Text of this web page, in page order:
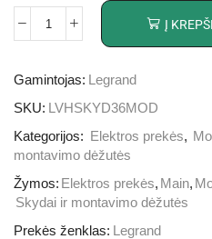
Į
Gamintojas:
Legrand
SKU:
LVHSKYD36MOD
Kategorijos:
Elektros prekės,
montavimo dėžutės
Žymos: Elektros prekės, Main,
Skydai ir montavimo dėžutės
Prekės ženklas:
Legrand